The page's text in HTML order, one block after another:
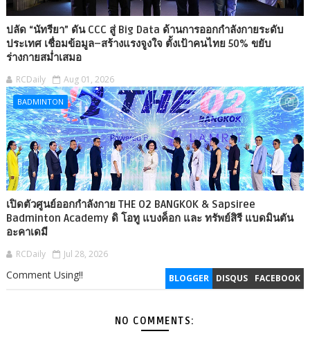
ปลัด “นัทรียา” ดัน CCC สู่ Big Data ด้านการออกกำลังกายระดับ
ประเทศ เชื่อมข้อมูล–สร้างแรงจูงใจ ตั้งเป้าคนไทย 50% ขยับ
ร่างกายสม่ำเสมอ
RCDaily Aug 01, 2026
BADMINTON
เปิดตัวศูนย์ออกกำลังกาย THE O2 BANGKOK & Sapsiree
Badminton Academy ดิ โอทู แบงค็อก และ ทรัพย์สิรี แบดมินตัน
อะคาเดมี
RCDaily Jul 28, 2026
BLOGGER DISQUS FACEBOOK
Comment Using!!
NO COMMENTS: